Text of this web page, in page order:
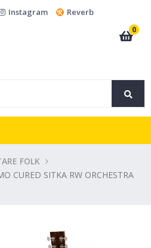
Instagram
Reverb
0
FOLK
CURED SITKA RW ORCHESTRA